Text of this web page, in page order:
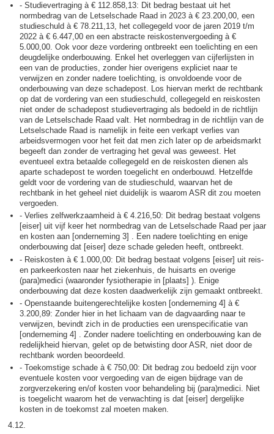
- Studievertraging à € 112.858,13: Dit bedrag bestaat uit het
normbedrag van de Letselschade Raad in 2023 à € 23.200,00, een
studieschuld à € 78.211,13, het collegegeld voor de jaren 2019 t/m
2022 à € 6.447,00 en een abstracte reiskostenvergoeding à €
5.000,00. Ook voor deze vordering ontbreekt een toelichting en een
deugdelijke onderbouwing. Enkel het overleggen van cijferlijsten in
een van de producties, zonder hier overigens expliciet naar te
verwijzen en zonder nadere toelichting, is onvoldoende voor de
onderbouwing van deze schadepost. Los hiervan merkt de rechtbank
op dat de vordering van een studieschuld, collegegeld en reiskosten
niet onder de schadepost studievertraging als bedoeld in de richtlijn
van de Letselschade Raad valt. Het normbedrag in de richtlijn van de
Letselschade Raad is namelijk in feite een verkapt verlies van
arbeidsvermogen voor het feit dat men zich later op de arbeidsmarkt
begeeft dan zonder de vertraging het geval was geweest. Het
eventueel extra betaalde collegegeld en de reiskosten dienen als
aparte schadepost te worden toegelicht en onderbouwd. Hetzelfde
geldt voor de vordering van de studieschuld, waarvan het de
rechtbank in het geheel niet duidelijk is waarom ASR dit zou moeten
vergoeden.
- Verlies zelfwerkzaamheid à € 4.216,50: Dit bedrag bestaat volgens
[eiser] uit vijf keer het normbedrag van de Letselschade Raad per jaar
en kosten aan [onderneming 3] . Een nadere toelichting en enige
onderbouwing dat [eiser] deze schade geleden heeft, ontbreekt.
- Reiskosten à € 1.000,00: Dit bedrag bestaat volgens [eiser] uit reis-
en parkeerkosten naar het ziekenhuis, de huisarts en overige
(para)medici (waaronder fysiotherapie in [plaats] ). Enige
onderbouwing dat deze kosten daadwerkelijk zijn gemaakt ontbreekt.
- Openstaande buitengerechtelijke kosten [onderneming 4] à €
3.200,89: Zonder hier in het lichaam van de dagvaarding naar te
verwijzen, bevindt zich in de producties een urenspecificatie van
[onderneming 4] . Zonder nadere toelichting en onderbouwing kan de
redelijkheid hiervan, gelet op de betwisting door ASR, niet door de
rechtbank worden beoordeeld.
- Toekomstige schade à € 750,00: Dit bedrag zou bedoeld zijn voor
eventuele kosten voor vergoeding van de eigen bijdrage van de
zorgverzekering en/of kosten voor behandeling bij (para)medici. Niet
is toegelicht waarom het de verwachting is dat [eiser] dergelijke
kosten in de toekomst zal moeten maken.
4.12.